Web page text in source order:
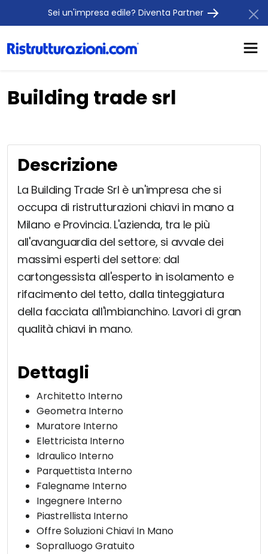
Sei un'impresa edile? Diventa Partner
Building trade srl
Descrizione
La Building Trade Srl è un'impresa che si
occupa di ristrutturazioni chiavi in mano a
Milano e Provincia. L'azienda, tra le più
all'avanguardia del settore, si avvale dei
massimi esperti del settore: dal
cartongessista all'esperto in isolamento e
rifacimento del tetto, dalla tinteggiatura
della facciata all'imbianchino. Lavori di gran
qualità chiavi in mano.
Dettagli
Architetto Interno
Geometra Interno
Muratore Interno
Elettricista Interno
Idraulico Interno
Parquettista Interno
Falegname Interno
Ingegnere Interno
Piastrellista Interno
Offre Soluzioni Chiavi In Mano
Sopralluogo Gratuito